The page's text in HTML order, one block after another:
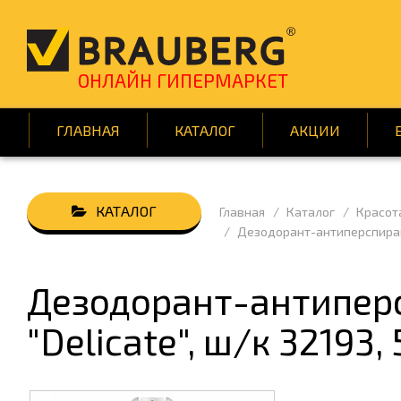
ОНЛАЙН ГИПЕРМАРКЕТ
ГЛАВНАЯ КАТАЛОГ АКЦИИ
АВТОТОВАРЫ
КНИГИ
ПОДАРКИ И ПРАЗДНИК
СРЕДСТВА ИНДИВИД. ЗАЩИТЫ
Главная Каталог
Дезодорант-
Дезодорант-
"Delicate", ш/к 32193,